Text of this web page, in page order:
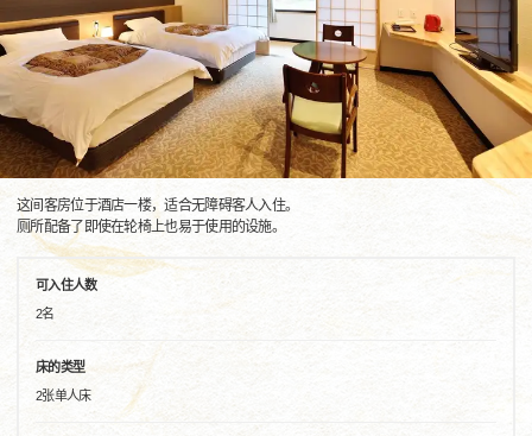
这间客房位于酒店一楼，适合无障碍客人入住。
厕所配备了即使在轮椅上也易于使用的设施。
可入住人数
2名
床的类型
2张单人床